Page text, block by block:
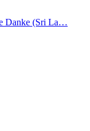
Danke (Sri La…